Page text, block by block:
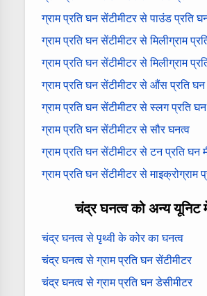
ग्राम प्रति घन सेंटीमीटर से पाउंड प्रति
ग्राम प्रति घन सेंटीमीटर से मिलीग्राम
ग्राम प्रति घन सेंटीमीटर से मिलीग्राम
ग्राम प्रति घन सेंटीमीटर से औंस प्रति
ग्राम प्रति घन सेंटीमीटर से स्लग प्रति
ग्राम प्रति घन सेंटीमीटर से सौर घनत्व
ग्राम प्रति घन सेंटीमीटर से टन प्रति घन
ग्राम प्रति घन सेंटीमीटर से माइक्रोग्राम
चंद्र घनत्व को अन्य यूनिट
चंद्र घनत्व से पृथ्वी के कोर का घनत्व
चंद्र घनत्व से ग्राम प्रति घन सेंटीमीटर
चंद्र घनत्व से ग्राम प्रति घन डेसीमीटर